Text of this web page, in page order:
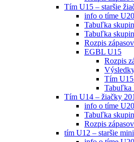
Tím U15 – staršie
info o tíme
Tabuľka
Tabuľka
Rozpis
EGBL U15
Rozpis
Tím
Tabuľka
Tím U14 – žiačky
info o tíme
Tabuľka
Rozpis
tím U12 – staršie